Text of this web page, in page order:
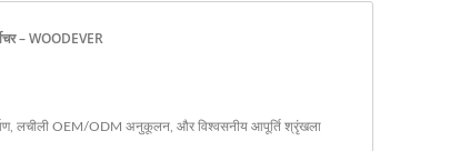
– WOODEVER
लचीली OEM/ODM अनुकूलन, और विश्वसनीय आपूर्ति श्रृंखला